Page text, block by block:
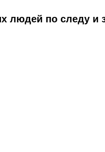
людей по следу и